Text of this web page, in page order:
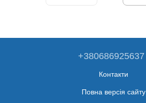
+380686925637
Контакти
Повна версія сайту